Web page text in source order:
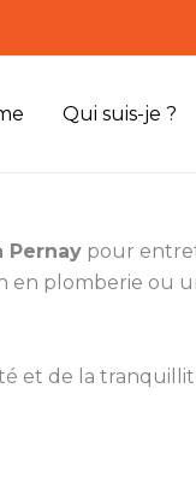
Qui suis-je ?
Pernay pour
plomberie ou
et de la